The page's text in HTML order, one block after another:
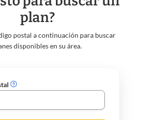
plan?
postal a continuación para buscar
disponibles en su área.